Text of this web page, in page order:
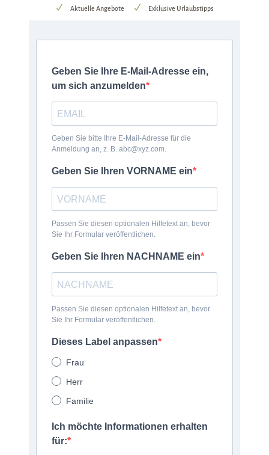
Aktuelle Angebote Exklusive Urlaubstipps
Geben Sie Ihre E-Mail-Adresse ein,
um sich anzumelden
Geben Sie bitte Ihre E-Mail-Adresse für die
Anmeldung an, z. B. abc@xyz.com.
Geben Sie Ihren VORNAME ein
Passen Sie diesen optionalen Hilfetext an, bevor
Sie Ihr Formular veröffentlichen.
Geben Sie Ihren NACHNAME ein
Passen Sie diesen optionalen Hilfetext an, bevor
Sie Ihr Formular veröffentlichen.
Dieses Label anpassen
Frau
Herr
Familie
Ich möchte Informationen erhalten
für: